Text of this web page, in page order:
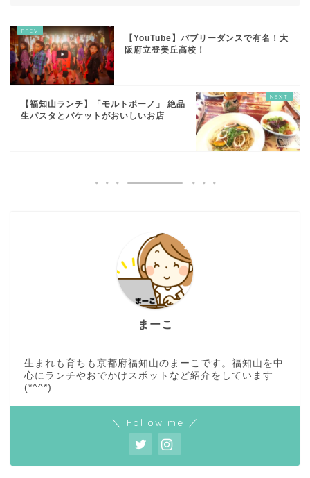
【YouTube】バブリーダンスで有名！大
阪府立登美丘高校！
【福知山ランチ】「モルトボーノ」 絶品
生パスタとバケットがおいしいお店
まーこ
生まれも育ちも京都府福知山のまーこです。福知山を中
心にランチやおでかけスポットなど紹介をしています
(*^^*)
＼ Follow me ／